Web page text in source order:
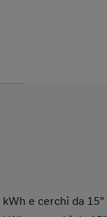
e cerchi da 15"